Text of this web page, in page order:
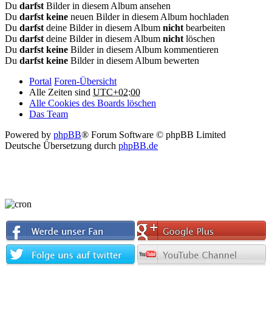
Du darfst Bilder in diesem Album ansehen
Du darfst keine neuen Bilder in diesem Album hochladen
Du darfst deine Bilder in diesem Album nicht bearbeiten
Du darfst deine Bilder in diesem Album nicht löschen
Du darfst keine Bilder in diesem Album kommentieren
Du darfst keine Bilder in diesem Album bewerten
Portal Foren-Übersicht
Alle Zeiten sind UTC+02:00
Alle Cookies des Boards löschen
Das Team
Powered by phpBB® Forum Software © phpBB Limited
Deutsche Übersetzung durch phpBB.de